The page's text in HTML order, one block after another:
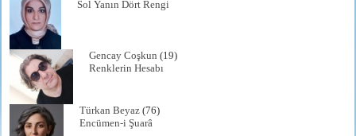
Sol Yanın Dört Rengi
Gencay Coşkun (19)
Renklerin Hesabı
Türkan Beyaz (76)
Encümen-i Şuarâ